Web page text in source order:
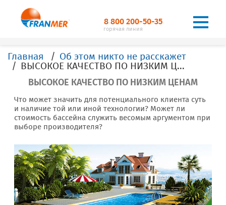
8 800 200-50-35
горячая линия
Главная
Об этом никто не расскажет
ВЫСОКОЕ КАЧЕСТВО ПО НИЗКИМ ЦЕНАМ
ВЫСОКОЕ КАЧЕСТВО ПО НИЗКИМ ЦЕНАМ
Что может значить для потенциального клиента суть
и наличие той или иной технологии? Может ли
стоимость бассейна служить весомым аргументом при
выборе производителя?